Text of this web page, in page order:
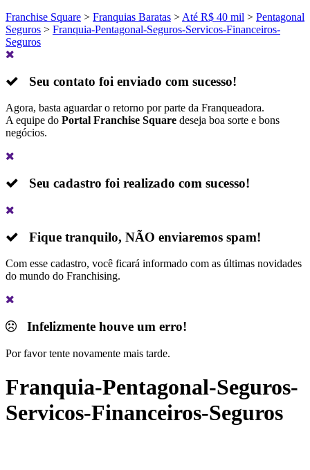
Franchise Square > Franquias Baratas > Até R$ 40 mil > Pentagonal
Seguros > Franquia-Pentagonal-Seguros-Servicos-Financeiros-
Seguros
Seu contato foi enviado com sucesso!
Agora, basta aguardar o retorno por parte da Franqueadora.
A equipe do Portal Franchise Square deseja boa sorte e bons
negócios.
Seu cadastro foi realizado com sucesso!
Fique tranquilo, NÃO enviaremos spam!
Com esse cadastro, você ficará informado com as últimas novidades
do mundo do Franchising.
Infelizmente houve um erro!
Por favor tente novamente mais tarde.
Franquia-Pentagonal-Seguros-
Servicos-Financeiros-Seguros